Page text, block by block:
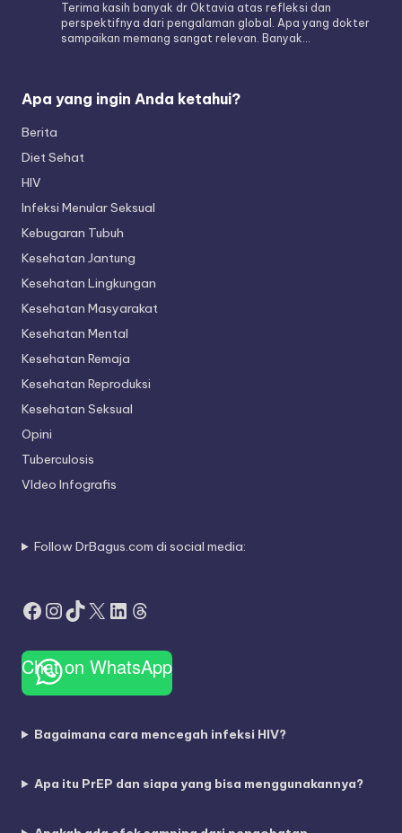
Terima kasih banyak dr Oktavia atas refleksi dan
perspektifnya dari pengalaman global. Apa yang dokter
sampaikan memang sangat relevan. Banyak…
Apa yang ingin Anda ketahui?
Berita
Diet Sehat
HIV
Infeksi Menular Seksual
Kebugaran Tubuh
Kesehatan Jantung
Kesehatan Lingkungan
Kesehatan Masyarakat
Kesehatan Mental
Kesehatan Remaja
Kesehatan Reproduksi
Kesehatan Seksual
Opini
Tuberculosis
VIdeo Infografis
Follow DrBagus.com di social media:
Facebook
Instagram
TikTok
X LinkedIn
Threads
Chat on WhatsApp
Bagaimana cara mencegah infeksi HIV?
Apa itu PrEP dan siapa yang bisa menggunakannya?